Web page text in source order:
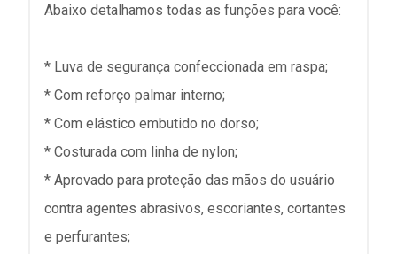
Abaixo detalhamos todas as funções para você:
* Luva de segurança confeccionada em raspa;
* Com reforço palmar interno;
* Com elástico embutido no dorso;
* Costurada com linha de nylon;
* Aprovado para proteção das mãos do usuário
contra agentes abrasivos, escoriantes, cortantes
e perfurantes;